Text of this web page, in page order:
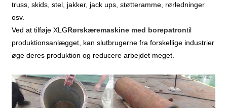
truss, skids, stel, jakker, jack ups, støtteramme, rørledninger
osv.
Ved at tilføje XLGRørskæremaskine med borepatrontil
produktionsanlægget, kan slutbrugerne fra forskellige industrier
øge deres produktion og reducere arbejdet meget.